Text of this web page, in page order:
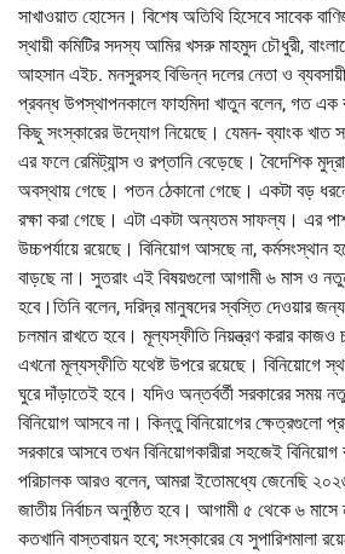
সাখাওয়াত হোসেন। বিশেষ অতিথি হিসেবে সাবেক
স্থায়ী কমিটির সদস্য আমির খসরু মাহমুদ চৌধুরী,
আহসান এইচ. মনসুরসহ বিভিন্ন দলের নেতা ও
প্রবন্ধ উপস্থাপনকালে ফাহমিদা খাতুন বলেন, গত এক
কিছু সংস্কারের উদ্যোগ নিয়েছে। যেমন- ব্যাংক
এর ফলে রেমিট্যান্স ও রপ্তানি বেড়েছে। বৈদেশিক
অবস্থায় গেছে। পতন ঠেকানো গেছে। একটা বড়
রক্ষা করা গেছে। এটা একটা অন্যতম সাফল্য। এর
উচ্চপর্যায়ে রয়েছে। বিনিয়োগ আসছে না,
বাড়ছে না। সুতরাং এই বিষয়গুলো আগামী ৬ মাস ও
হবে।তিনি বলেন, দরিদ্র মানুষদের স্বস্তি দেওয়ার
চলমান রাখতে হবে। মূল্যস্ফীতি নিয়ন্ত্রণ করার
এখনো মূল্যস্ফীতি যথেষ্ট উপরে রয়েছে। বিনিয়োগে
ঘুরে দাঁড়াতেই হবে। যদিও অন্তর্বর্তী সরকারের সময়
বিনিয়োগ আসবে না। কিন্তু বিনিয়োগের ক্ষেত্রগুলো
সরকারে আসবে তখন বিনিয়োগকারীরা সহজেই বিনিয়োগ
পরিচালক আরও বলেন, আমরা ইতোমধ্যে জেনেছি ২০২৬
জাতীয় নির্বাচন অনুষ্ঠিত হবে। আগামী ৫ থেকে ৬
কতখানি বাস্তবায়ন হবে; সংস্কারের যে সুপারিশমালা